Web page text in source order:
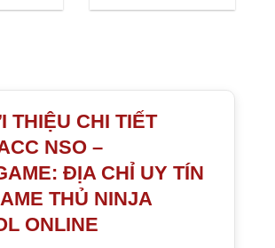
THIỆU CHI TIẾT
NSO –
ĐỊA CHỈ UY TÍN
THỦ NINJA
ONLINE